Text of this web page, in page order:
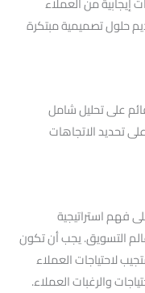
حلول تصميمية مبتكرة
على تحليل شامل
تحديد الاتجاهات
فهم استراتيجية
التسويق. يجب أن تكون
لاحتياجات العملاء
والرغبات العملاء.